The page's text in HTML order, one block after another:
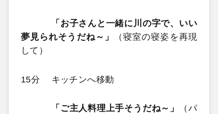
「お子さんと一緒に川の字で、いい
夢見られそうだね～」
（寝室の寝姿を再現
して）
15分 キッチンへ移動
「ご主人料理上手そうだね～」
（パ